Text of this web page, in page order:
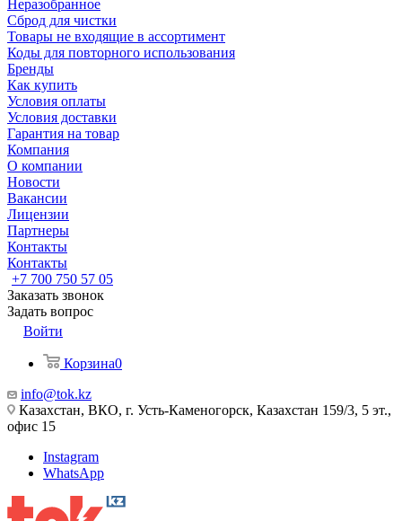
Неразобранное
Сброд для чистки
Товары не входящие в ассортимент
Коды для повторного использования
Бренды
Как купить
Условия оплаты
Условия доставки
Гарантия на товар
Компания
О компании
Новости
Вакансии
Лицензии
Партнеры
Контакты
Контакты
+7 700 750 57 05
Заказать звонок
Задать вопрос
Войти
Корзина0
info@tok.kz
Казахстан, ВКО, г. Усть-Каменогорск, Казахстан 159/3, 5 эт.,
офис 15
Instagram
WhatsApp